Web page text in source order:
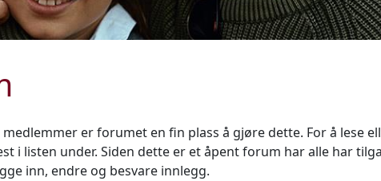
er forumet en fin plass å gjøre dette. For å lese
i listen under. Siden dette er et åpent forum har alle har
inn, endre og besvare innlegg.